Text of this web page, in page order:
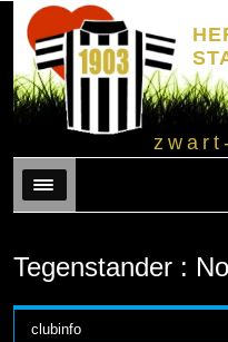
Menu
Tegenstander :
clubinfo